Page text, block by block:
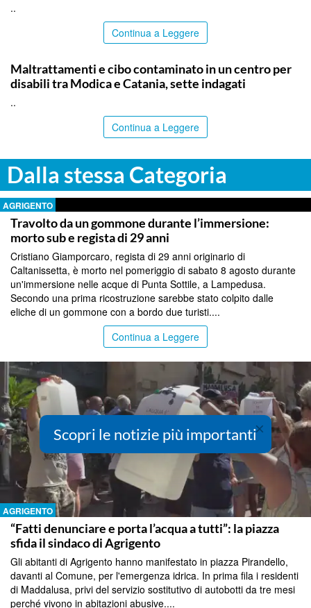
..
Continua a Leggere
Maltrattamenti e cibo contaminato in un centro per
disabili tra Modica e Catania, sette indagati
..
Continua a Leggere
Dalla stessa Categoria
AGRIGENTO
Travolto da un gommone durante l’immersione:
morto sub e regista di 29 anni
Cristiano Giamporcaro, regista di 29 anni originario di
Caltanissetta, è morto nel pomeriggio di sabato 8 agosto durante
un'immersione nelle acque di Punta Sottile, a Lampedusa.
Secondo una prima ricostruzione sarebbe stato colpito dalle
eliche di un gommone con a bordo due turisti....
Continua a Leggere
AGRIGENTO
“Fatti denunciare e porta l’acqua a tutti”: la piazza
sfida il sindaco di Agrigento
Gli abitanti di Agrigento hanno manifestato in piazza Pirandello,
davanti al Comune, per l'emergenza idrica. In prima fila i residenti
di Maddalusa, privi del servizio sostitutivo di autobotti da tre mesi
perché vivono in abitazioni abusive....
×
Scopri le notizie più importanti